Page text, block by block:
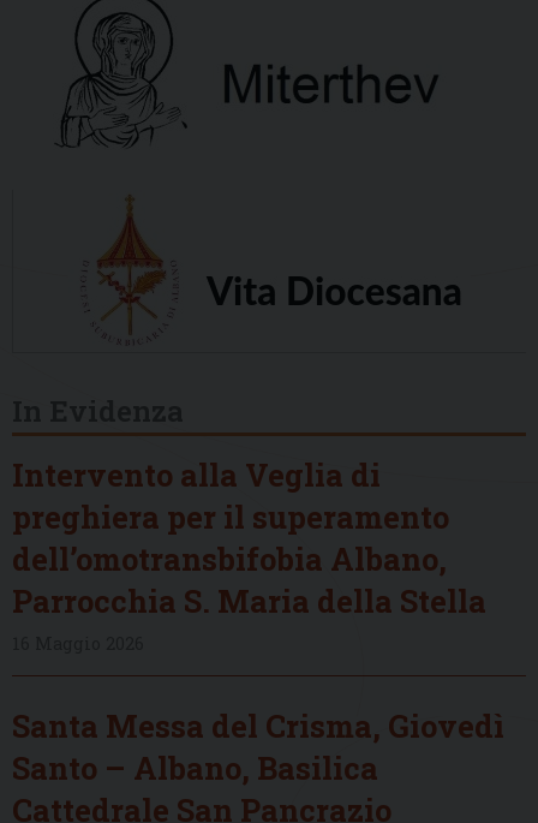
Intervento alla Veglia di
preghiera per il superamento
dell’omotransbifobia Albano,
Parrocchia S. Maria della Stella
Santa Messa del Crisma, Giovedì
Santo – Albano, Basilica
Cattedrale San Pancrazio